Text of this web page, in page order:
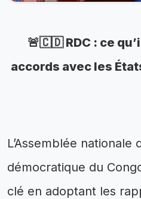
🚨🇨🇩 RDC : ce
accords avec les
L’Assemblée nationale
démocratique du
clé en adoptant les